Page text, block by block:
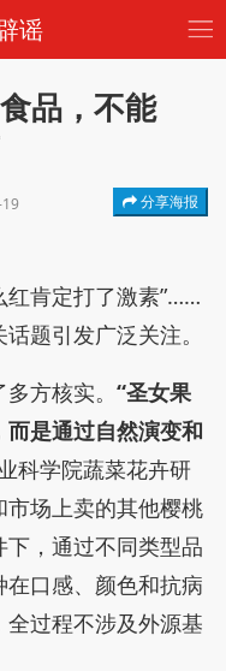
谣
品，不能
分享海报
红肯定打了激素”……
题引发广泛关注。
方核实。 “圣女果
而是通过自然演变和
科学院蔬菜花卉研
场上卖的其他樱桃
，通过不同类型品
口感、颜色和抗病
过程不涉及外源基